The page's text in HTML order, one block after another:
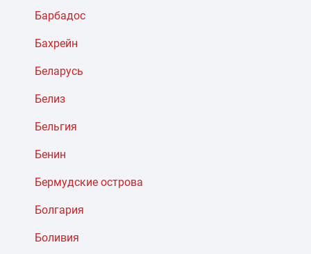
Барбадос
Бахрейн
Беларусь
Белиз
Бельгия
Бенин
Бермудские острова
Болгария
Боливия